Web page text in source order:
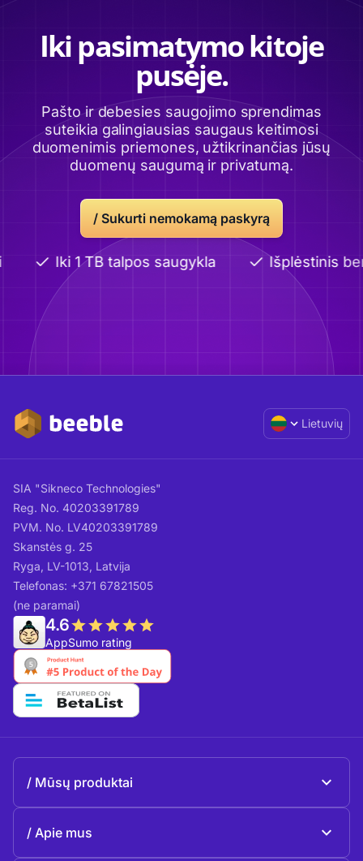
Iki pasimatymo kitoje
pusėje.
Pašto ir debesies saugojimo sprendimas
suteikia galingiausias saugaus keitimosi
duomenimis priemones, užtikrinančias jūsų
duomenų saugumą ir privatumą.
/ Sukurti nemokamą paskyrą
Iki 1 TB talpos saugykla Išplėstinis
Lietuvių
SIA "Sikneco Technologies"
Reg. No. 40203391789
PVM. No. LV40203391789
Skanstės g. 25
Ryga, LV-1013, Latvija
Telefonas: +371 67821505
(ne paramai)
4.6
AppSumo rating
Mūsų produktai
Apie mus